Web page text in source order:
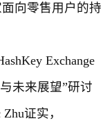
向零售用户的持
Exchange
未来展望”研讨
证实，